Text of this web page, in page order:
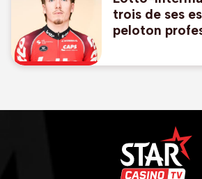
trois de ses
peloton